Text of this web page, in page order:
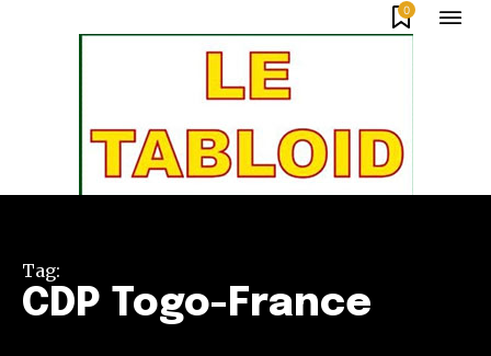
0
Tag:
CDP Togo-France